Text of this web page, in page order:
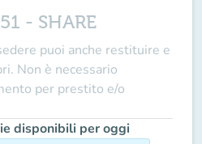
- SHARE
puoi anche restituire e
Non è necessario
per prestito e/o
disponibili per oggi